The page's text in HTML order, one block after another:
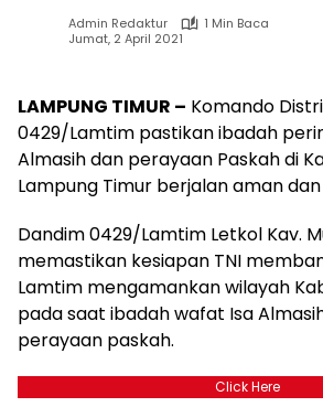
Admin Redaktur
1 Min Baca
Jumat, 2 April 2021
LAMPUNG TIMUR – Komando
0429/Lamtim pastikan ibadah
Almasih dan perayaan Paskah di
Lampung Timur berjalan aman
Dandim 0429/Lamtim Letkol Kav.
memastikan kesiapan TNI
Lamtim mengamankan wilayah
pada saat ibadah wafat Isa
perayaan paskah.
Click Here